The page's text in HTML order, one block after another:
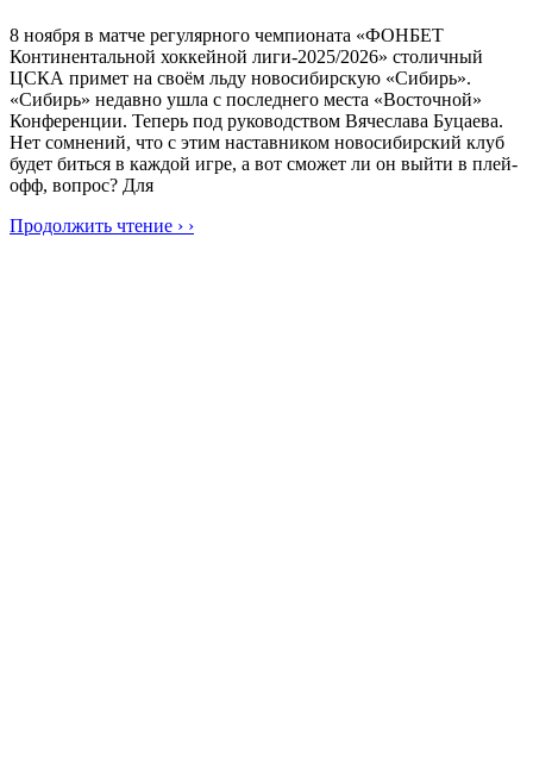
8 ноября в матче регулярного чемпионата «ФОНБЕТ
Континентальной хоккейной лиги-2025/2026» столичный
ЦСКА примет на своём льду новосибирскую «Сибирь».
«Сибирь» недавно ушла с последнего места «Восточной»
Конференции. Теперь под руководством Вячеслава Буцаева.
Нет сомнений, что с этим наставником новосибирский клуб
будет биться в каждой игре, а вот сможет ли он выйти в плей-
офф, вопрос? Для
Продолжить чтение › ›